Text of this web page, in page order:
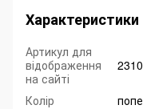
Характеристики
Артикул для
відображення
на сайті
Колір